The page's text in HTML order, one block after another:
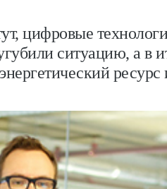
цифровые
ситуацию, а в
ресурс